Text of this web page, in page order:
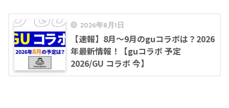
2026年8月1日
【速報】8月～9月のguコラボは？2026
年最新情報！【guコラボ 予定
2026/GU コラボ 今】